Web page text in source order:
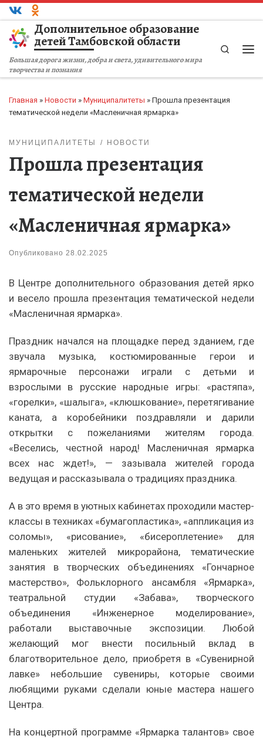
Перейти к содержимому
Дополнительное образование
детей Тамбовской области
Большая дорога жизни, добра и света, удивительного мира
творчества и познания
Search
Главная » Новости » Муниципалитеты » Прошла презентация
тематической недели «Масленичная ярмарка»
МУНИЦИПАЛИТЕТЫ НОВОСТИ
Прошла презентация
тематической недели
«Масленичная ярмарка»
Опубликовано 28.02.2025
В Центре дополнительного образования детей ярко
и весело прошла презентация тематической недели
«Масленичная ярмарка».
Праздник начался на площадке перед зданием, где
звучала музыка, костюмированные герои и
ярмарочные персонажи играли с детьми и
взрослыми в русские народные игры: «растяпа»,
«горелки», «шалыга», «клюшкование», перетягивание
каната, а коробейники поздравляли и дарили
открытки с пожеланиями жителям города.
«Веселись, честной народ! Масленичная ярмарка
всех нас ждет!», — зазывала жителей города
ведущая и рассказывала о традициях праздника.
А в это время в уютных кабинетах проходили мастер-
классы в техниках «бумагопластика», «аппликация из
соломы», «рисование», «бисероплетение» для
маленьких жителей микрорайона, тематические
занятия в творческих объединениях «Гончарное
мастерство», Фольклорного ансамбля «Ярмарка»,
театральной студии «Забава», творческого
объединения «Инженерное моделирование»,
работали выставочные экспозиции. Любой
желающий мог внести посильный вклад в
благотворительное дело, приобретя в «Сувенирной
лавке» небольшие сувениры, которые своими
любящими руками сделали юные мастера нашего
Центра.
На концертной программе «Ярмарка талантов» свое